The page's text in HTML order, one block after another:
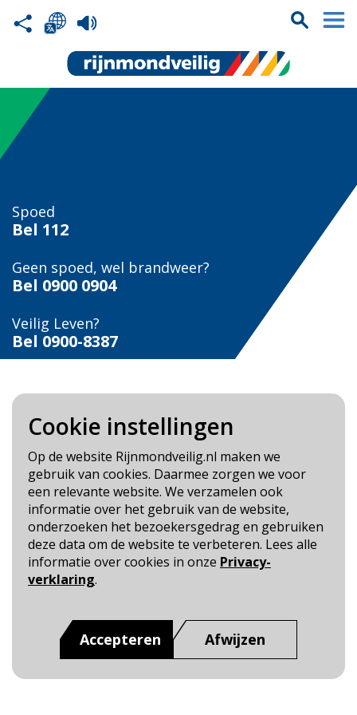
Cookie instellingen
Op de website Rijnmondveilig.nl maken we
gebruik van cookies. Daarmee zorgen we voor
een relevante website. We verzamelen ook
informatie over het gebruik van de website,
onderzoeken het bezoekersgedrag en gebruiken
deze data om de website te verbeteren. Lees alle
informatie over cookies in onze Privacy-
verklaring.
Accepteren Afwijzen
Spoed
Bel 112
Geen spoed, wel brandweer?
Bel 0900 0904
Veilig Leven?
Bel 0900-8387
Blijf op de hoogte
Cookie- en Privacybeleid
Toegankelijkheid
Dit is een website van:Veiligheidsregio Rotterdam-
Rijnmond